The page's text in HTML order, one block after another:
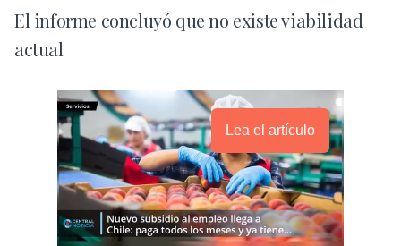
El informe concluyó que no existe viabilidad
actual
Lea el artículo